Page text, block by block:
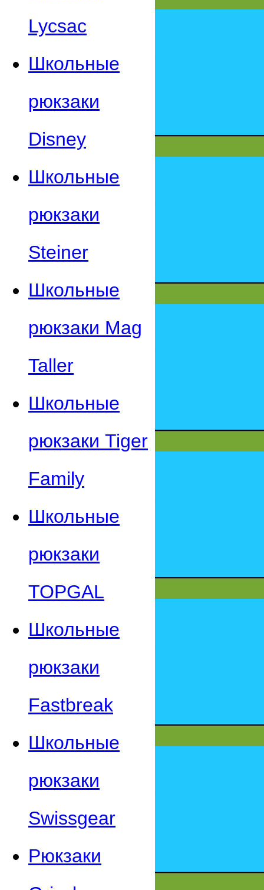
Lycsac
Школьные
рюкзаки
Disney
Школьные
рюкзаки
Steiner
Школьные
рюкзаки Mag
Taller
Школьные
рюкзаки Tiger
Family
Школьные
рюкзаки
TOPGAL
Школьные
рюкзаки
Fastbreak
Школьные
рюкзаки
Swissgear
Рюкзаки